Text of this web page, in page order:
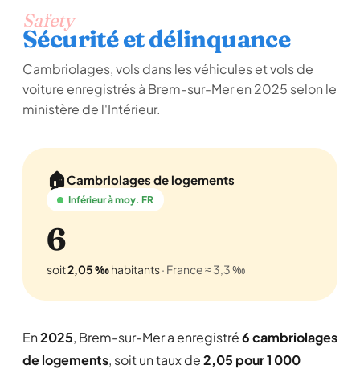
Safety
Sécurité et délinquance
Cambriolages, vols dans les véhicules et vols de
voiture enregistrés à Brem-sur-Mer en 2025 selon le
ministère de l'Intérieur.
🏠Cambriolages de logements
Inférieur à moy. FR
6
soit2,05 ‰habitants· France ≈ 3,3 ‰
En2025, Brem-sur-Mer a enregistré6 cambriolages
de logements, soit un taux de2,05 pour 1 000